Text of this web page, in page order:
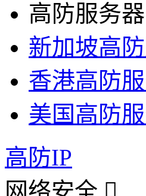
高防服务器
新加坡高
香港高防
美国高防
高防IP